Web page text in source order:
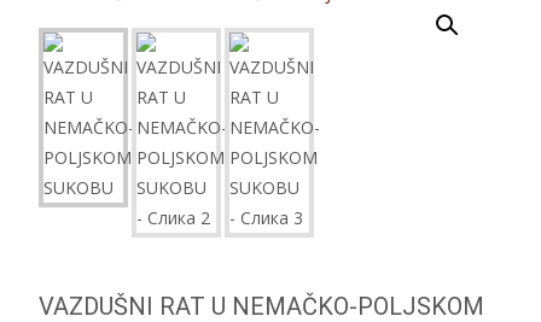
VAZDUŠNI RAT U NEMAČKO-POLJSKOM